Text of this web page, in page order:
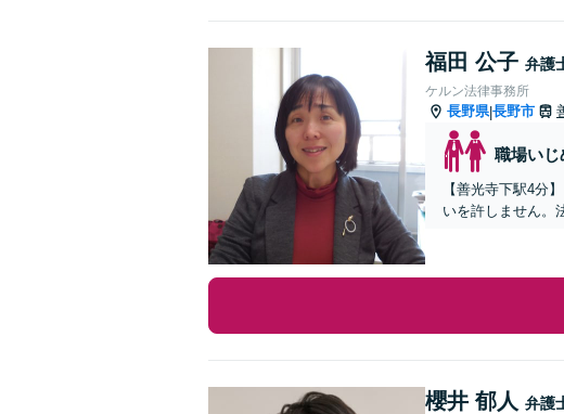
福田 公子 弁護
ケルン法律事務所
長野県|長野市
職場いじ
【善光寺下駅4分
いを許しません。
櫻井 郁人 弁護